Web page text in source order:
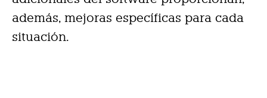
además, mejoras específicas para cada
situación.